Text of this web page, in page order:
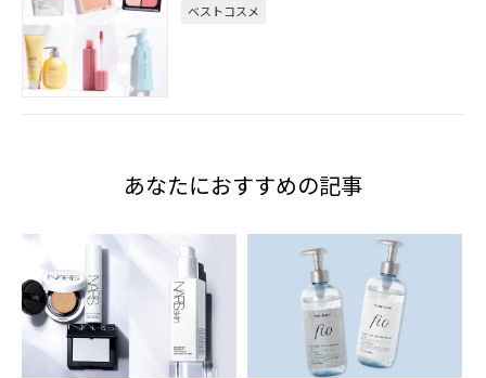
ベストコスメ
あなたにおすすめの記事